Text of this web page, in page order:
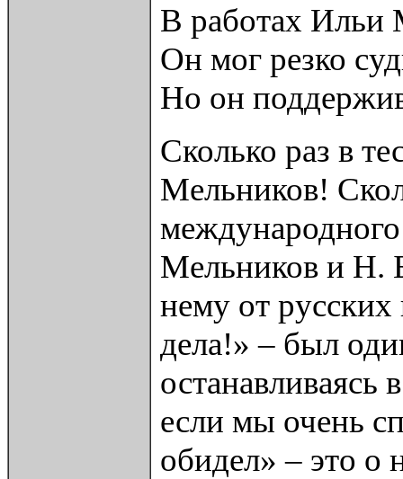
В работах Ильи
Он мог резко
Но он
Сколько раз в
Мельников!
Мельников и Н.
нему от русских
дела!» – был
останавливаясь
если мы очень
обидел» – это о